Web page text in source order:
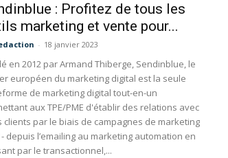
: Profitez de tous les
marketing et vente pour...
- 18 janvier 2023
en 2012 par Armand Thiberge, Sendinblue, le
européen du marketing digital est la seule
de marketing digital tout-en-un
aux TPE/PME d'établir des relations avec
clients par le biais de campagnes de marketing
- depuis l’emailing au marketing automation en
par le transactionnel,...